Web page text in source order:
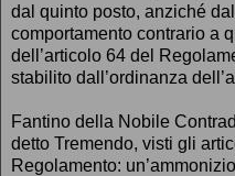
dal quinto posto, anziché
comportamento contrario a
dell’articolo 64 del
stabilito dall’ordinanza
Fantino della Nobile
detto Tremendo, visti gli
Regolamento: